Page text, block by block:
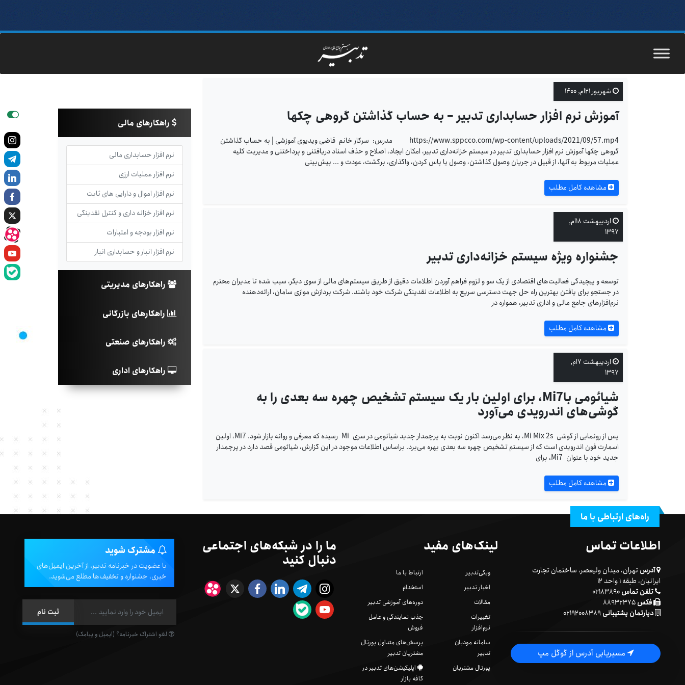
شهریور ۲۱ام, ۱۴۰۰
آموزش نرم افزار حسابداری تدبیر – به حساب گذاشتن گروهی چکها
https://www.sppcco.com/wp-content/uploads/2021/09/57.mp4 مدرس: سرکار خانم قاضی ویدیوی آموزشی | به حساب گذاشتن
گروهی چکها آموزش نرم افزار حسابداری تدبیر در سیستم خزانه‌داری تدبیر، امکان ایجاد، اصلاح و حذف اسناد دریافتنی و پرداختنی و مدیریت کلیه
عملیات مربوط به آنها، از قبیل در جریان وصول گذاشتن، وصول یا پاس کردن، واگذاری، برگشت، عودت و ... پیش‌بینی
مشاهده کامل مطلب
اردیبهشت ۱۸ام,
۱۳۹۷
جشنواره ویژه سیستم خزانه‌داری تدبیر
توسعه و پیچیدگی فعالیت‌های اقتصادی از یک سو و لزوم فراهم آوردن اطلاعات دقیق از طریق سیستم‌های مالی از سوی دیگر، سبب شده تا مدیران محترم
در جستجو برای یافتن بهترین راه حل جهت دسترسی سریع به اطلاعات نقدینگی شرکت خود باشند. شرکت پردازش موازی سامان، ارائه‌دهنده
نرم‌افزارهای جامع مالی و اداری تدبیر، همواره در
مشاهده کامل مطلب
اردیبهشت ۷ام,
۱۳۹۷
شیائومی باMi7، برای اولین بار یک سیستم تشخیص چهره سه بعدی را به
گوشی‌های اندرویدی می‌آورد
پس از رونمایی از گوشی Mi Mix 2s، به نظر می‌رسد اکنون نوبت به پرچمدار جدید شیائومی در سری Mi رسیده که معرفی و روانه بازار شود. Mi7، اولین
اسمارت فون اندرویدی است که از سیستم تشخیص چهره سه بعدی بهره می‌برد. براساس اطلاعات موجود در این گزارش، شیائومی قصد دارد در پرچمدار
جدید خود با عنوان Mi7، برای
مشاهده کامل مطلب
راهکارهای مالی
نرم افزار حسابداری مالی
نرم افزار عملیات ارزی
نرم افزار اموال و دارایی های ثابت
نرم افزار خزانه داری و کنترل نقدینگی
نرم افزار بودجه و اعتبارات
نرم افزار انبار و حسابداری انبار
راهکارهای مدیریتی
راهکارهای بازرگانی
راهکارهای صنعتی
راهکارهای اداری
راه‌های ارتباطی با ما
اطلاعات تماس
آدرستهران، میدان ولیعصر، ساختمان تجارت
ایرانیان، طبقه ۱ واحد ۱۲
تلفن تماس۰۲۱۸۳۸۹۰
فکس
دپارتمان پشتیبانی۰۲۱۹۲۰۰۸۳۸۹
مسیریابی آدرس از گوگل مپ
لینک‌های مفید
ویکی‌تدبیر
اخبار تدبیر
مقالات
تغییرات
نرم‌افزار
سامانه مودیان
تدبیر
پورتال مشتریان
ارتباط با ما
استخدام
دوره‌های آموزشی تدبیر
جذب نمایندگی و عامل
فروش
پرسش‌های متداول پورتال
مشتریان تدبیر
اپلیکیشن‌های تدبیر در
کافه بازار
ما را در شبکه‌های اجتماعی
دنبال کنید مشترک شوید
با عضویت در خبرنامه تدبیر، از آخرین ایمیل‌های
خبری، جشنواره و تخفیف‌ها مطلع می‌شوید.
لغو اشتراک خبرنامه؟ (ایمیل و پیامک)